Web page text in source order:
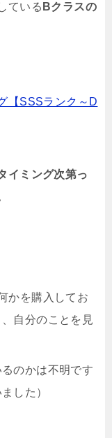
ている Bクラスの
【SSSランク～D
イミング次第っ
かを購入してお
自分のことを見
のかは不明です
した）